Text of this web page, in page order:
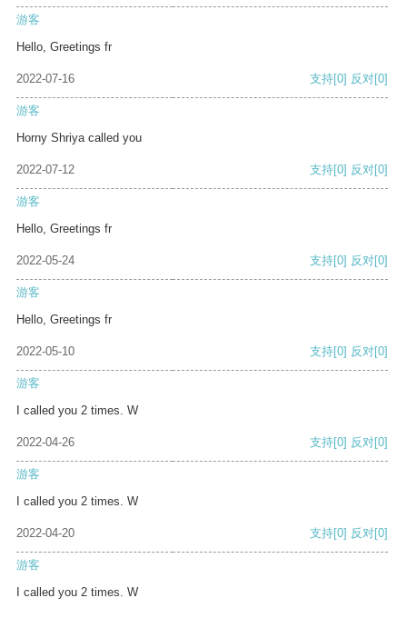
游客
Hello, Greetings fr
2022-07-16 支持[0] 反对[0]
游客
Horny Shriya called you
2022-07-12 支持[0] 反对[0]
游客
Hello, Greetings fr
2022-05-24 支持[0] 反对[0]
游客
Hello, Greetings fr
2022-05-10 支持[0] 反对[0]
游客
I called you 2 times. W
2022-04-26 支持[0] 反对[0]
游客
I called you 2 times. W
2022-04-20 支持[0] 反对[0]
游客
I called you 2 times. W